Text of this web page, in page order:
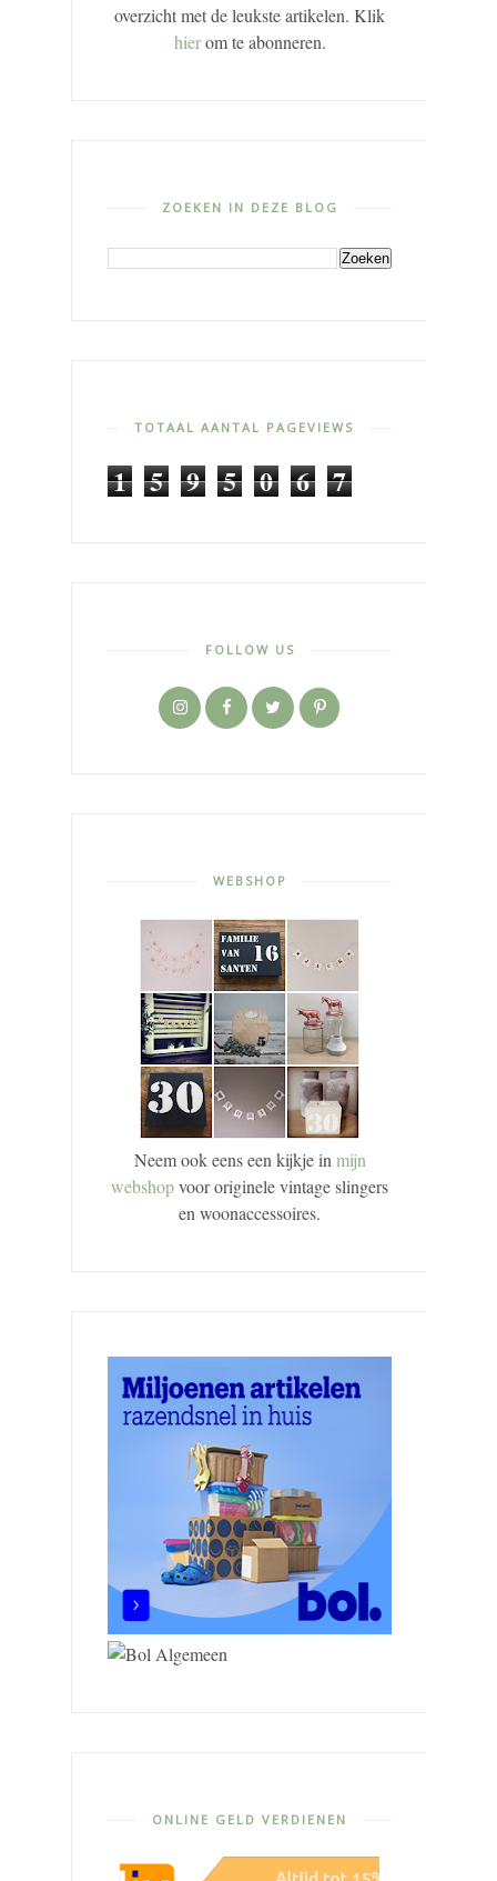
overzicht met de leukste artikelen. Klik
hierom te abonneren.
ZOEKEN IN DEZE BLOG
TOTAAL AANTAL PAGEVIEWS
1 5 9 5 0 6 7
FOLLOW US
WEBSHOP
Neem ook eens een kijkje in mijn
webshopvoor originele vintage slingers
en woonaccessoires.
ONLINE GELD VERDIENEN